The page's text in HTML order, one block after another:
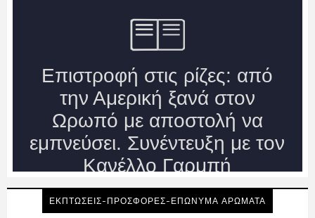
ΕΚΠΤΩΣΕΙΣ-ΠΡΟΣΦΟΡΕΣ-ΕΠΩΝΥΜΑ ΑΡΩΜΑΤΑ